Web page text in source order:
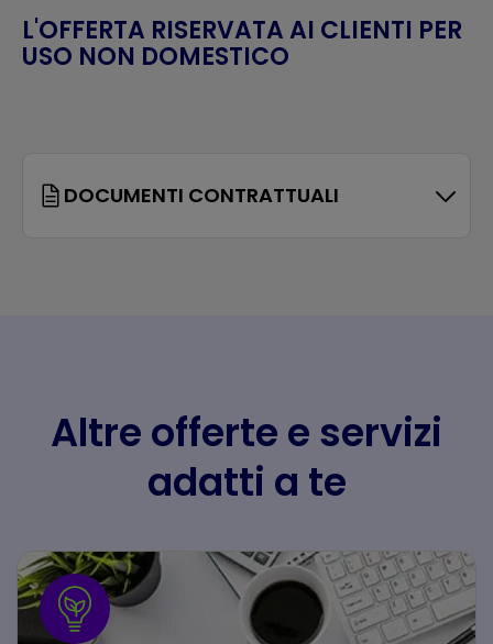
L'OFFERTA RISERVATA AI CLIENTI PER
USO NON DOMESTICO
DOCUMENTI CONTRATTUALI
Altre offerte e servizi
adatti a te